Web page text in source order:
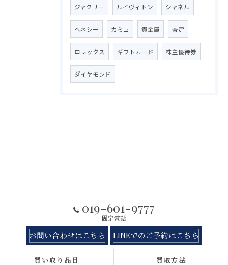
ジャクリー ルイヴィトン シャネル
ヘネシー カミュ 貴金属 査定
ロレックス ギフトカード 株主優待券
ダイヤモンド
019-601-9777
固定電話
お問い合わせはこちら LINEでのご予約はこちら
買い取り品目 買取方法